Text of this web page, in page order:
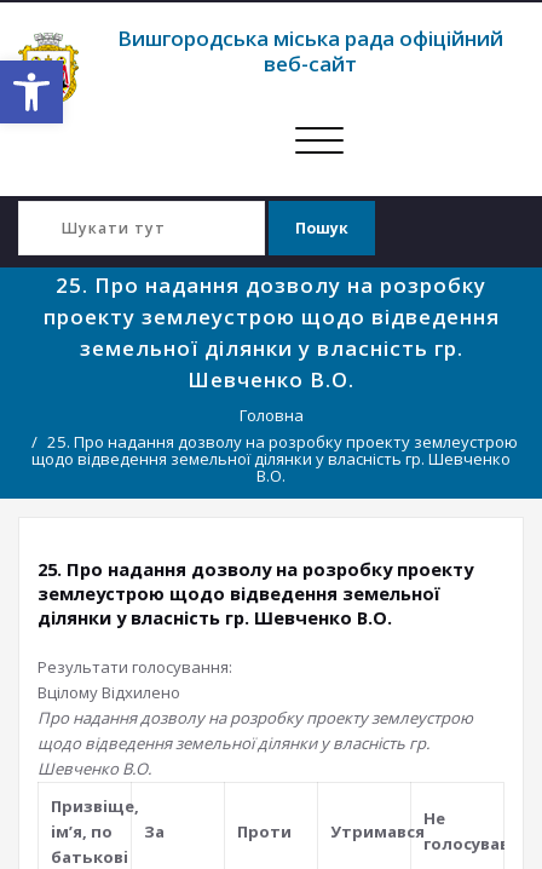
Відкрити Панель інструментів
Вишгородська міська рада офіційний
веб-сайт
Перемкнути
25. Про надання дозволу на розробку
проекту землеустрою щодо відведення
земельної ділянки у власність гр.
Шевченко В.О.
Головна
25. Про надання дозволу на розробку проекту землеустрою
щодо відведення земельної ділянки у власність гр. Шевченко
В.О.
25. Про надання дозволу на розробку проекту
землеустрою щодо відведення земельної
ділянки у власність гр. Шевченко В.О.
Результати голосування:
Вцілому Відхилено
Про надання дозволу на розробку проекту землеустрою
щодо відведення земельної ділянки у власність гр.
Шевченко В.О.
Призвiще,
iм’я, по
батьковi
За Проти Утримався
Не
голосував